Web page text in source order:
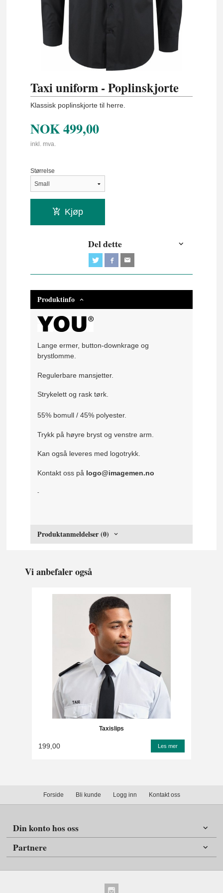
Taxi uniform - Poplinskjorte
Klassisk poplinskjorte til herre.
NOK499,00
inkl. mva.
Størrelse
Kjøp
Del dette
Produktinfo
Lange ermer, button-downkrage og
brystlomme.
Regulerbare mansjetter.
Strykelett og rask tørk.
55% bomull / 45% polyester.
Trykk på høyre bryst og venstre arm.
Kan også leveres med logotrykk.
Kontakt oss på logo@imagemen.no
-
Produktanmeldelser (0)
Vi anbefaler også
Taxislips
199,00 Les mer
Forside Bli kunde Logg inn Kontakt oss
Din konto hos oss
Partnere